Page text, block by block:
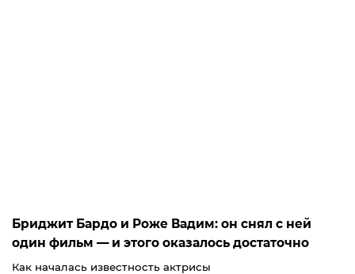
Бриджит Бардо и Роже Вадим: он снял с ней
один фильм — и этого оказалось достаточно
Как началась известность актрисы